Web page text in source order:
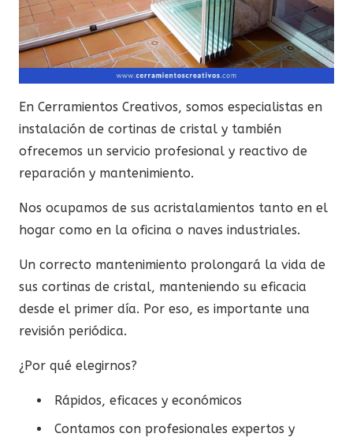
En Cerramientos Creativos, somos especialistas en
instalación de cortinas de cristal y también
ofrecemos un servicio profesional y reactivo de
reparación y mantenimiento.
Nos ocupamos de sus acristalamientos tanto en el
hogar como en la oficina o naves industriales.
Un correcto mantenimiento prolongará la vida de
sus cortinas de cristal, manteniendo su eficacia
desde el primer día. Por eso, es importante una
revisión periódica.
¿Por qué elegirnos?
Rápidos, eficaces y económicos
Contamos con profesionales expertos y